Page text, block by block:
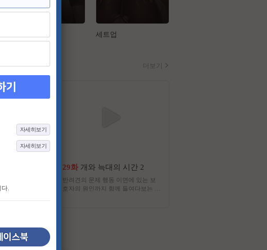
세트업
더보기
'가, TV에
29화 개와 늑대의 시간 2
반려견의 문제 행동 이면에 있는 보
호자의 원인까지 함께 들여다보는 리
자세히보기
자세히보기
.